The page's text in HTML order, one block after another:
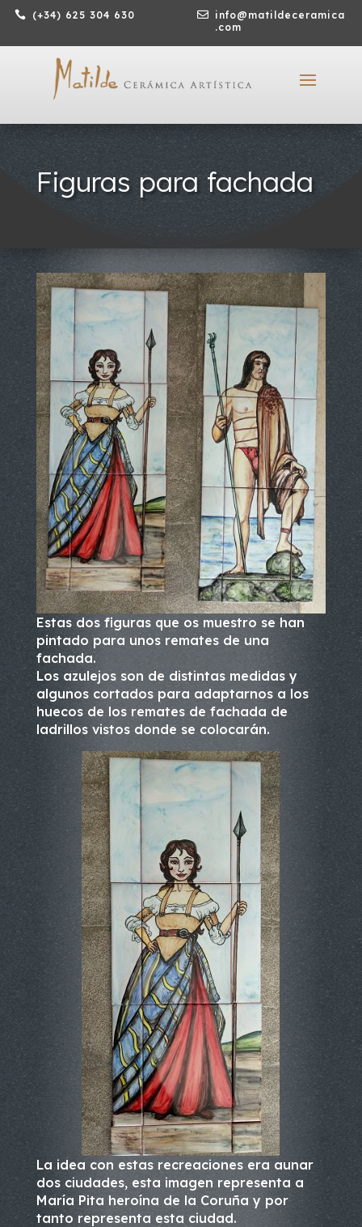
 (+34) 625 304 630 
info@matildeceramica
.com
Figuras para fachada
Estas dos figuras que os muestro se han
pintado para unos remates de una
fachada.
Los azulejos son de distintas medidas y
algunos cortados para adaptarnos a los
huecos de los remates de fachada de
ladrillos vistos donde se colocarán.
La idea con estas recreaciones era aunar
dos ciudades, esta imagen representa a
María Pita heroína de la Coruña y por
tanto representa esta ciudad.